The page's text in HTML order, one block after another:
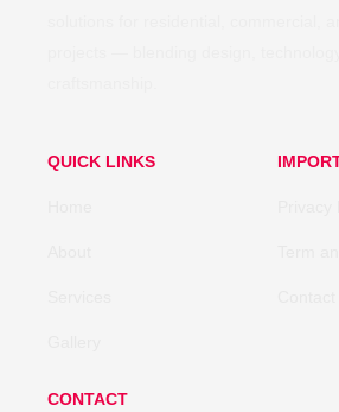
QUICK LINKS
CONTACT